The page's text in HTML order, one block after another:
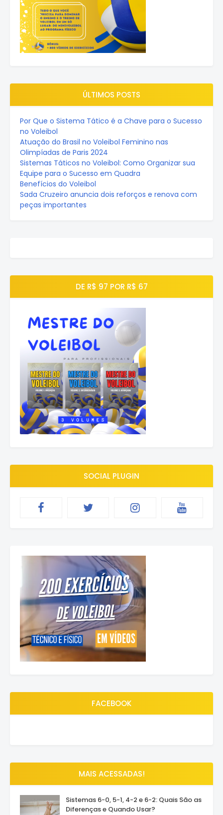
ÚLTIMOS POSTS
Por Que o Sistema Tático é a Chave para o Sucesso
no Voleibol
Atuação do Brasil no Voleibol Feminino nas
Olimpíadas de Paris 2024
Sistemas Táticos no Voleibol: Como Organizar sua
Equipe para o Sucesso em Quadra
Benefícios do Voleibol
Sada Cruzeiro anuncia dois reforços e renova com
peças importantes
DE R$ 97 POR R$ 67
SOCIAL PLUGIN
FACEBOOK
MAIS ACESSADAS!
Sistemas 6-0, 5-1, 4-2 e 6-2: Quais São as
Diferenças e Quando Usar?